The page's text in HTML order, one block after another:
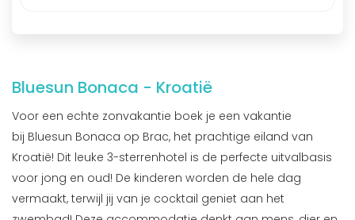
Bluesun Bonaca - Kroatië
Voor een echte zonvakantie boek je een vakantie
bij Bluesun Bonaca op Brac, het prachtige eiland van
Kroatië! Dit leuke 3-sterrenhotel is de perfecte uitvalbasis
voor jong en oud! De kinderen worden de hele dag
vermaakt, terwijl jij van je cocktail geniet aan het